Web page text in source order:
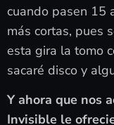
cuando pasen 15
más cortas, pues
esta gira la tomo
sacaré disco y
Y ahora que nos
Invisible le